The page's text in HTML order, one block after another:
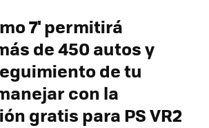
7' permitirá
de 450 autos y
de tu
con la
gratis para PS VR2